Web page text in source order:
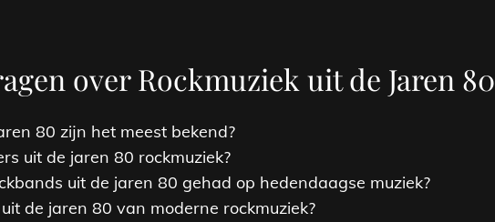
over Rockmuziek uit de Jaren 80
80 zijn het meest bekend?
uit de jaren 80 rockmuziek?
uit de jaren 80 gehad op hedendaagse muziek?
de jaren 80 van moderne rockmuziek?